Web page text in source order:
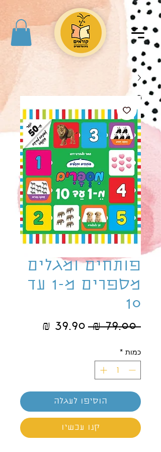
פותחים ומגלים
מספרים מ-1 עד
10
‏79.00 ‏₪
מחיר
כמות *
הוסיפו לעגלה
קנו עכשיו